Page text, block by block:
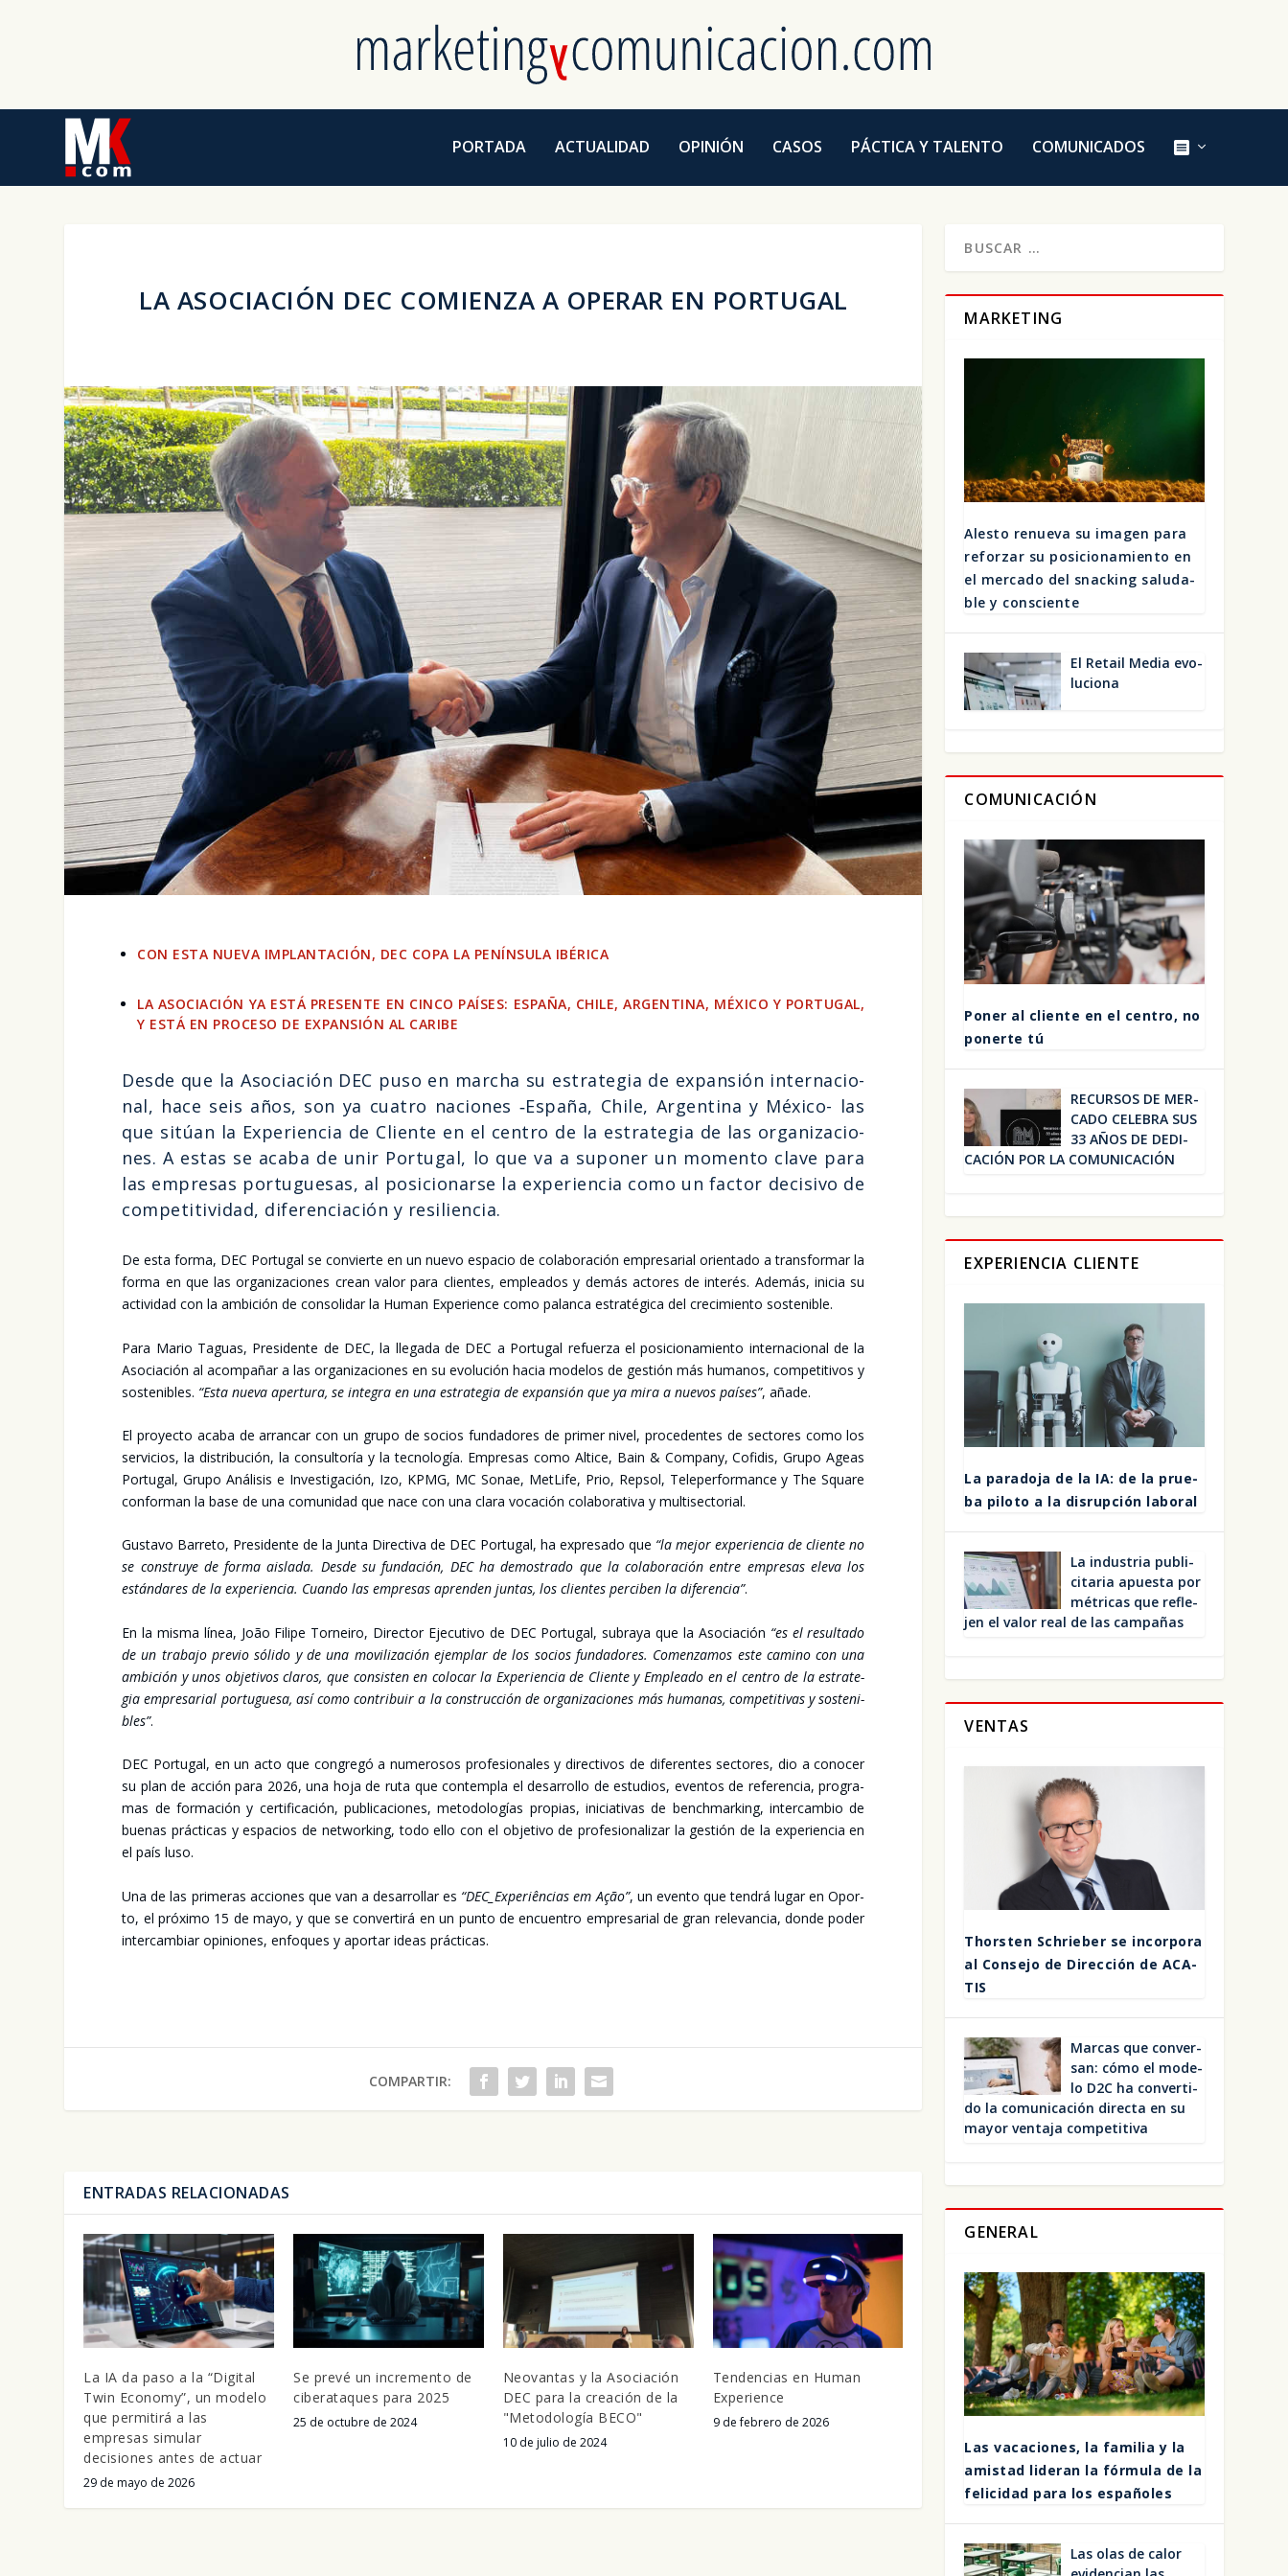
PORTADA ACTUALIDAD OPINIÓN CASOS PÁCTICA Y TALENTO COMUNICADOS E
L
M
D
L
Ú
LA ASOCIACIÓN DEC COMIENZA A OPERAR EN PORTUGAL
CON ESTA NUE­VA IMPLAN­TA­CIÓN, DEC COPA LA PENÍN­SU­LA IBÉ­RI­CA
LA ASO­CIA­CIÓN YA ESTÁ PRE­SEN­TE EN CIN­CO PAÍ­SES: ESPA­ÑA, CHI­LE, ARGEN­TI­NA, MÉXI­CO Y POR­TU­GAL,
Y ESTÁ EN PRO­CE­SO DE EXPAN­SIÓN AL CARI­BE
Des­de que la Aso­cia­ción DEC puso en mar­cha su estra­te­gia de expan­sión inter­na­cio­
nal, hace seis años, son ya cua­tro nacio­nes ‑Espa­ña, Chi­le, Argen­ti­na y Méxi­co- las
que sitúan la Expe­rien­cia de Clien­te en el cen­tro de la estra­te­gia de las orga­ni­za­cio­
nes. A estas se aca­ba de unir Por­tu­gal, lo que va a supo­ner un momen­to cla­ve para
las empre­sas por­tu­gue­sas, al posi­cio­nar­se la expe­rien­cia como un fac­tor deci­si­vo de
com­pe­ti­ti­vi­dad, dife­ren­cia­ción y resi­lien­cia.
De esta for­ma, DEC Por­tu­gal se con­vier­te en un nue­vo espa­cio de cola­bo­ra­ción empre­sa­rial orien­ta­do a trans­for­mar la
for­ma en que las orga­ni­za­cio­nes crean valor para clien­tes, emplea­dos y demás acto­res de inte­rés. Ade­más, ini­cia su
acti­vi­dad con la ambi­ción de con­so­li­dar la Human Expe­rien­ce como palan­ca estra­té­gi­ca del cre­ci­mien­to sos­te­ni­ble.
Para Mario Taguas, Pre­si­den­te de DEC, la lle­ga­da de DEC a Por­tu­gal refuer­za el posi­cio­na­mien­to inter­na­cio­nal de la
Aso­cia­ción al acom­pa­ñar a las orga­ni­za­cio­nes en su evo­lu­ción hacia mode­los de ges­tión más huma­nos, com­pe­ti­ti­vos y
sos­te­ni­bles. “Esta nue­va aper­tu­ra, se inte­gra en una estra­te­gia de expan­sión que ya mira a nue­vos paí­ses”, aña­de.
El pro­yec­to aca­ba de arran­car con un gru­po de socios fun­da­do­res de pri­mer nivel, pro­ce­den­tes de sec­to­res como los
ser­vi­cios, la dis­tri­bu­ción, la con­sul­to­ría y la tec­no­lo­gía. Empre­sas como Alti­ce, Bain & Com­pany, Cofi­dis, Gru­po Ageas
Por­tu­gal, Gru­po Aná­li­sis e Inves­ti­ga­ción, Izo, KPMG, MC Sonae, MetLi­fe, Prio, Rep­sol, Tele­per­for­man­ce y The Squa­re
con­for­man la base de una comu­ni­dad que nace con una cla­ra voca­ción cola­bo­ra­ti­va y mul­ti­sec­to­rial.
Gus­ta­vo Barre­to, Pre­si­den­te de la Jun­ta Direc­ti­va de DEC Por­tu­gal, ha expre­sa­do que “la mejor expe­rien­cia de clien­te no
se cons­tru­ye de for­ma ais­la­da. Des­de su fun­da­ción, DEC ha demos­tra­do que la cola­bo­ra­ción entre empre­sas ele­va los
están­da­res de la expe­rien­cia. Cuan­do las empre­sas apren­den jun­tas, los clien­tes per­ci­ben la dife­ren­cia”.
En la mis­ma línea, João Fili­pe Tor­nei­ro, Direc­tor Eje­cu­ti­vo de DEC Por­tu­gal, sub­ra­ya que la Aso­cia­ción “es el resul­ta­do
de un tra­ba­jo pre­vio sóli­do y de una movi­li­za­ción ejem­plar de los socios fun­da­do­res. Comen­za­mos este camino con una
ambi­ción y unos obje­ti­vos cla­ros, que con­sis­ten en colo­car la Expe­rien­cia de Clien­te y Emplea­do en el cen­tro de la estra­te­
gia empre­sa­rial por­tu­gue­sa, así como con­tri­buir a la cons­truc­ción de orga­ni­za­cio­nes más huma­nas, com­pe­ti­ti­vas y sos­te­ni­
bles”.
DEC Por­tu­gal, en un acto que con­gre­gó a nume­ro­sos pro­fe­sio­na­les y direc­ti­vos de dife­ren­tes sec­to­res, dio a cono­cer
su plan de acción para 2026, una hoja de ruta que con­tem­pla el desa­rro­llo de estu­dios, even­tos de refe­ren­cia, pro­gra­
mas de for­ma­ción y cer­ti­fi­ca­ción, publi­ca­cio­nes, meto­do­lo­gías pro­pias, ini­cia­ti­vas de bench­mar­king, inter­cam­bio de
bue­nas prác­ti­cas y espa­cios de net­wor­king, todo ello con el obje­ti­vo de pro­fe­sio­na­li­zar la ges­tión de la expe­rien­cia en
el país luso.
Una de las pri­me­ras accio­nes que van a desa­rro­llar es “DEC_Experiências em Ação”, un even­to que ten­drá lugar en Opor­
to, el pró­xi­mo 15 de mayo, y que se con­ver­ti­rá en un pun­to de encuen­tro empre­sa­rial de gran rele­van­cia, don­de poder
inter­cam­biar opi­nio­nes, enfo­ques y apor­tar ideas prác­ti­cas.
COMPARTIR:
ENTRADAS RELACIONADAS
La IA da paso a la “Digital
Twin Economy”, un modelo
que permitirá a las
empresas simular
decisiones antes de actuar
29 de mayo de 2026
Se prevé un incremento de
ciberataques para 2025
25 de octubre de 2024
Neovantas y la Asociación
DEC para la creación de la
"Metodología BECO"
10 de julio de 2024
Tendencias en Human
Experience
9 de febrero de 2026
MARKETING
Ales­to renue­va su ima­gen para
refor­zar su posi­cio­na­mien­to en
el mer­ca­do del snac­king salu­da­
ble y cons­cien­te
El Retail Media evo­
lu­cio­na
COMUNICACIÓN
Poner al clien­te en el cen­tro, no
poner­te tú
RECUR­SOS DE MER­
CA­DO CELE­BRA SUS
33 AÑOS DE DEDI­
CA­CIÓN POR LA COMU­NI­CA­CIÓN
EXPERIENCIA CLIENTE
La para­do­ja de la IA: de la prue­
ba pilo­to a la dis­rup­ción labo­ral
La indus­tria publi­
ci­ta­ria apues­ta por
métri­cas que refle­
jen el valor real de las cam­pa­ñas
VENTAS
Thors­ten Schrie­ber se incor­po­ra
al Con­se­jo de Direc­ción de ACA­
TIS
Mar­cas que con­ver­
san: cómo el mode­
lo D2C ha con­ver­ti­
do la comu­ni­ca­ción direc­ta en su
mayor ven­ta­ja com­pe­ti­ti­va
GENERAL
Las vaca­cio­nes, la fami­lia y la
amis­tad lide­ran la fór­mu­la de la
feli­ci­dad para los espa­ño­les
Las olas de calor